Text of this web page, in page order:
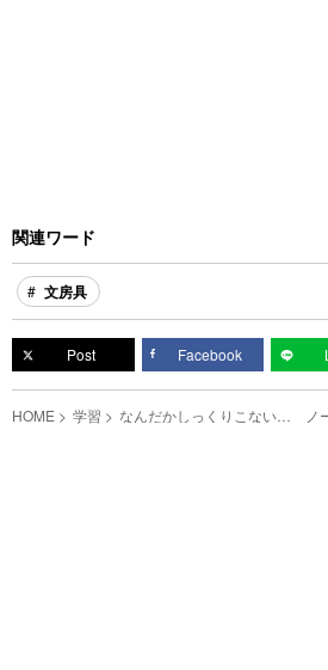
関連ワード
文房具
Post Facebook
HOME 学習 なんだかしっくりこない… ノ
色分けルールを見直そう！